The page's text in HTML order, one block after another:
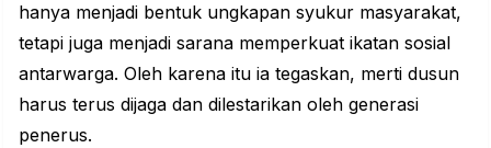
hanya menjadi bentuk ungkapan syukur masyarakat,
tetapi juga menjadi sarana memperkuat ikatan sosial
antarwarga. Oleh karena itu ia tegaskan, merti dusun
harus terus dijaga dan dilestarikan oleh generasi
penerus.